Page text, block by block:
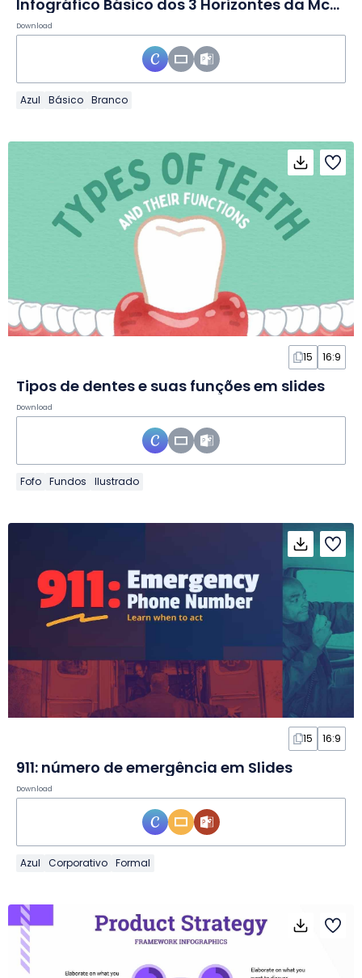
Infográfico Básico dos 3 Horizontes da McKinsey em Slides
Download
Azul Básico Branco
15 16:9
Tipos de dentes e suas funções em slides
Download
Fofo Fundos Ilustrado
15 16:9
911: número de emergência em Slides
Download
Azul Corporativo Formal